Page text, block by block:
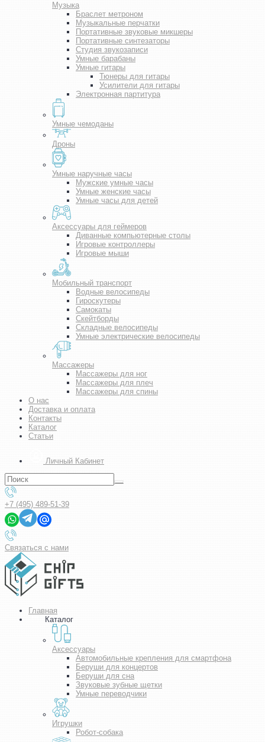
Музыка
Браслет метроном
Музыкальные перчатки
Портативные звуковые микшеры
Портативные синтезаторы
Студия звукозаписи
Умные барабаны
Умные гитары
Тюнеры для гитары
Усилители для гитары
Электронная партитура
Умные чемоданы
Дроны
Умные наручные часы
Мужские умные часы
Умные женские часы
Умные часы для детей
Аксессуары для геймеров
Диванные компьютерные столы
Игровые контроллеры
Игровые мыши
Мобильный транспорт
Водные велосипеды
Гироскутеры
Самокаты
Скейтборды
Складные велосипеды
Умные электрические велосипеды
Массажеры
Массажеры для ног
Массажеры для плеч
Массажеры для спины
О нас
Доставка и оплата
Контакты
Каталог
Статьи
Личный Кабинет
+7 (495) 489-51-39
Связаться с нами
Главная
Каталог
Аксессуары
Автомобильные крепления для смартфона
Беруши для концертов
Беруши для сна
Звуковые зубные щетки
Умные переводчики
Игрушки
Робот-собака